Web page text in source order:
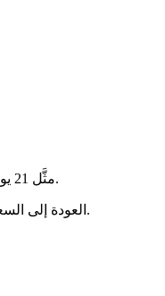
مثَّل 21 يونيو/ حزيران 2017 تاريخًا فارقًا في مسيرة السعودية. الأمير محمد بن سلمان وليًا للعهد. بعدها، بدأت سلسلة تغييرات كان ينظر إليها العالم ضمن فئة المستحيلات تجد طريقها إلى الواقع.
“العودة إلى السعودية ما قبل 1979” كان روح خطة التغيير التي انتهجها الأمير الشاب، والتي امتدت إلى مختلف الجوانب السياسية والاقتصاديىة والاجتماعية والثقافية.. في دقائق نستعرض خمسة منها.